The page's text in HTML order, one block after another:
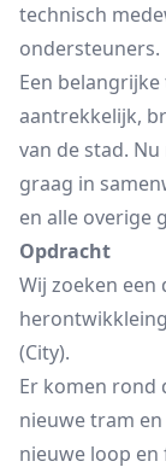
technisch
ondersteuners.
Een
aantrekkelijk,
van de stad.
graag in
en alle overige
Opdracht
Wij zoeken
(City).
Er komen rond
nieuwe tram
nieuwe loop